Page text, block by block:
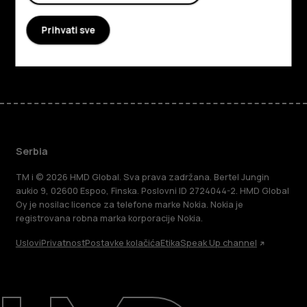
Podrška
Serbia
TM i © 2026 HMD Global. Sva prava zadržana. Bertel Jungin
aukio 9, 02600 Espoo, Finska. Poslovni ID 2724044-2. HMD Global
Oy je nosilac licence za telefone marke Nokia. Nokia je
registrovana robna marka korporacije Nokia.
UsloviPrivatnostPostavke kolačićaEtikaSpeak Up channel
Prihvati sve